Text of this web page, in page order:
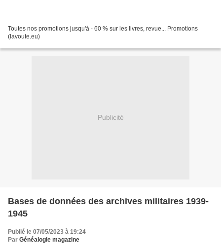
Toutes nos promotions jusqu'à - 60 % sur les livres, revue... Promotions
(lavoute.eu)
Publicité
Bases de données des archives militaires 1939-
1945
Publié le 07/05/2023 à 19:24
Par Généalogie magazine